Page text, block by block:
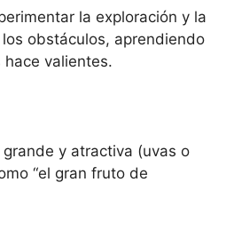
la exploración y la
obstáculos, aprendiendo
hace valientes.
y atractiva (uvas o
“el gran fruto de